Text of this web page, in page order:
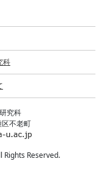
科
究科
不老町
Reserved.